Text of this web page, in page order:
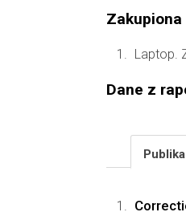
Laptop.
Dane z